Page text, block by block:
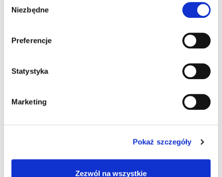
zgody
Niezbędne
Preferencje
Statystyka
Marketing
Pokaż szczegóły
Zezwól na wszystkie
Dostarczone produkty wyróżniały się nowoczesnym
designem, wysoką efektywnością energetyczną oraz
normami jakości.